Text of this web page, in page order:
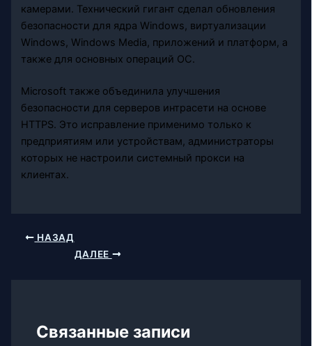
камерами. Технический гигант сделал обновления
безопасности для ядра Windows, виртуализации
Windows, Windows Media, приложений и платформ, а
также для основных операций ОС.
Microsoft также объединила улучшения
безопасности для серверов интрасети на основе
HTTPS. Это исправление применимо только к
предприятиям или устройствам, администраторы
которых не настроили системный прокси на
клиентах.
НАЗАД
ДАЛЕЕ
Связанные записи